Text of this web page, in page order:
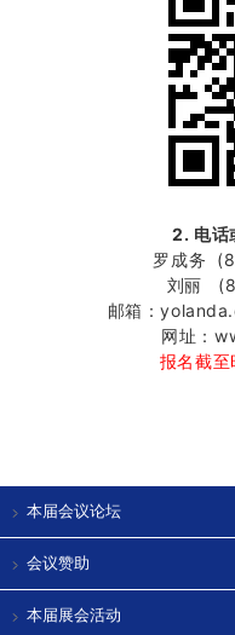
2. 电话
罗成务
刘丽
邮箱：
网址：
报名截
本届会议论坛
会议赞助
本届展会活动